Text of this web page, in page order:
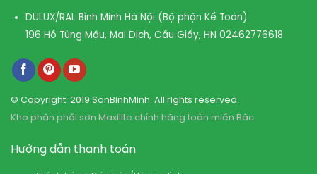
DULUX/RAL Bình Minh Hà Nội (Bộ phận Kế Toán)
196 Hồ Tùng Mậu, Mai Dịch, Cầu Giấy, HN 02462776618
© Copyright: 2019 SonBinhMinh. All rights reserved.
Kho phân phối sơn Maxilite chính hãng toàn miền Bắc
Hướng dẫn thanh toán